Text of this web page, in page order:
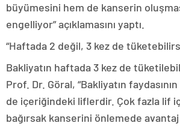
büyümesini hem de kanserin
engelliyor” açıklamasını yaptı.
“Haftada 2 değil, 3 kez de
Bakliyatın haftada 3 kez de
Prof. Dr. Göral, “Bakliyatın
de içeriğindeki liflerdir. Çok fazla lif
bağırsak kanserini önlemede